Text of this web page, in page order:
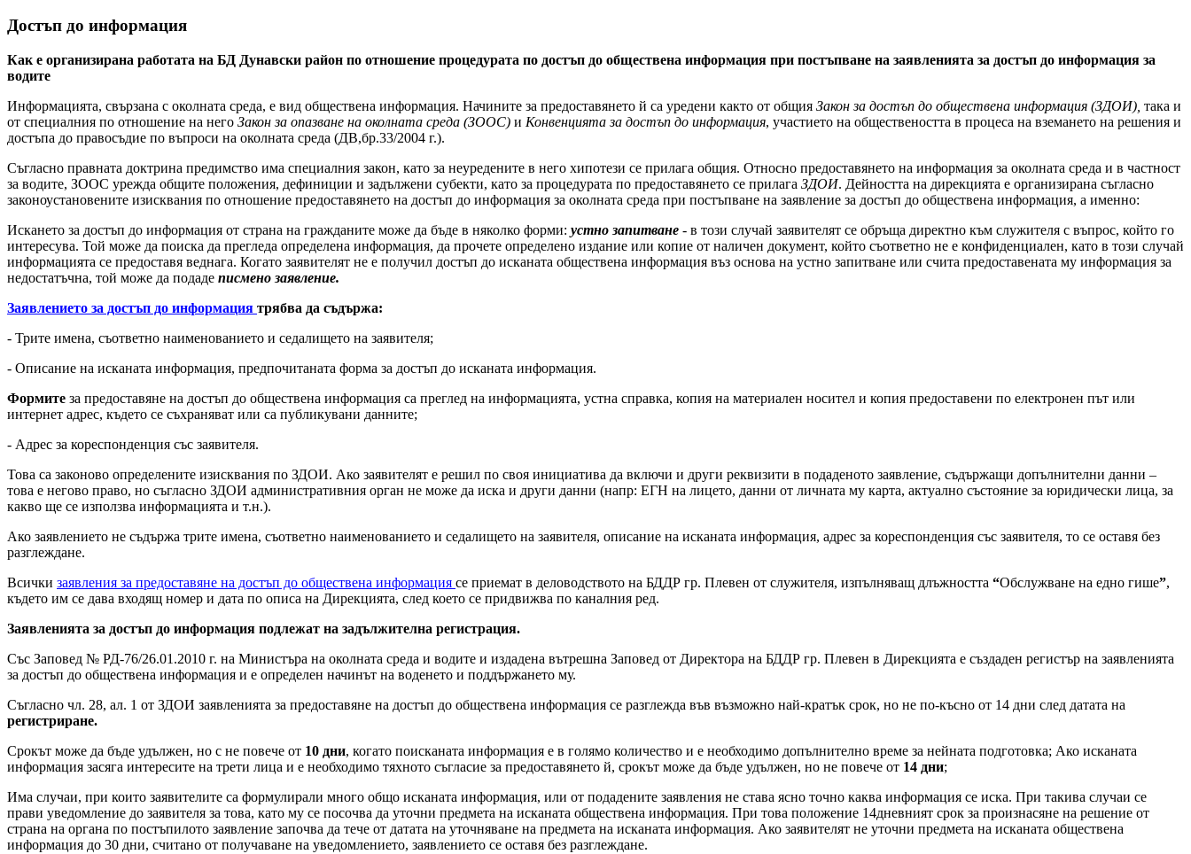
Достъп до информация
Как е организирана работата на БД Дунавски район по отношение процедурата по достъп до обществена информация при постъпване на заявленията за достъп до информация за
водите
Информацията, свързана с околната среда, е вид обществена информация. Начините за предоставянето й са уредени както от общия Закон за достъп до обществена информация (ЗДОИ), така и
от специалния по отношение на него Закон за опазване на околната среда (ЗООС) и Конвенцията за достъп до информация, участието на обществеността в процеса на вземането на решения и
достъпа до правосъдие по въпроси на околната среда (ДВ,бр.33/2004 г.).
Съгласно правната доктрина предимство има специалния закон, като за неуредените в него хипотези се прилага общия. Относно предоставянето на информация за околната среда и в частност
за водите, ЗООС урежда общите положения, дефиниции и задължени субекти, като за процедурата по предоставянето се прилага ЗДОИ. Дейността на дирекцията е организирана съгласно
законоустановените изисквания по отношение предоставянето на достъп до информация за околната среда при постъпване на заявление за достъп до обществена информация, а именно:
Искането за достъп до информация от страна на гражданите може да бъде в няколко форми: устно запитване - в този случай заявителят се обръща директно към служителя с въпрос, който го
интересува. Той може да поиска да прегледа определена информация, да прочете определено издание или копие от наличен документ, който съответно не е конфиденциален, като в този случай
информацията се предоставя веднага. Когато заявителят не е получил достъп до исканата обществена информация въз основа на устно запитване или счита предоставената му информация за
недостатъчна, той може да подаде писмено заявление.
Заявлението за достъп до информация трябва да съдържа:
- Трите имена, съответно наименованието и седалището на заявителя;
- Описание на исканата информация, предпочитаната форма за достъп до исканата информация.
Формите за предоставяне на достъп до обществена информация са преглед на информацията, устна справка, копия на материален носител и копия предоставени по електронен път или
интернет адрес, където се съхраняват или са публикувани данните;
- Адрес за кореспонденция със заявителя.
Това са законово определените изисквания по ЗДОИ. Ако заявителят е решил по своя инициатива да включи и други реквизити в подаденото заявление, съдържащи допълнителни данни –
това е негово право, но съгласно ЗДОИ административния орган не може да иска и други данни (напр: ЕГН на лицето, данни от личната му карта, актуално състояние за юридически лица, за
какво ще се използва информацията и т.н.).
Ако заявлението не съдържа трите имена, съответно наименованието и седалището на заявителя, описание на исканата информация, адрес за кореспонденция със заявителя, то се оставя без
разглеждане.
Всички заявления за предоставяне на достъп до обществена информация се приемат в деловодството на БДДР гр. Плевен от служителя, изпълняващ длъжността “Обслужване на едно гише”,
където им се дава входящ номер и дата по описа на Дирекцията, след което се придвижва по каналния ред.
Заявленията за достъп до информация подлежат на задължителна регистрация.
Със Заповед № РД-76/26.01.2010 г. на Министъра на околната среда и водите и издадена вътрешна Заповед от Директора на БДДР гр. Плевен в Дирекцията е създаден регистър на заявленията
за достъп до обществена информация и е определен начинът на воденето и поддържането му.
Съгласно чл. 28, ал. 1 от ЗДОИ заявленията за предоставяне на достъп до обществена информация се разглежда във възможно най-кратък срок, но не по-късно от 14 дни след датата на
регистриране.
Срокът може да бъде удължен, но с не повече от 10 дни, когато поисканата информация е в голямо количество и е необходимо допълнително време за нейната подготовка; Ако исканата
информация засяга интересите на трети лица и е необходимо тяхното съгласие за предоставянето й, срокът може да бъде удължен, но не повече от 14 дни;
Има случаи, при които заявителите са формулирали много общо исканата информация, или от подадените заявления не става ясно точно каква информация се иска. При такива случаи се
прави уведомление до заявителя за това, като му се посочва да уточни предмета на исканата обществена информация. При това положение 14дневният срок за произнасяне на решение от
страна на органа по постъпилото заявление започва да тече от датата на уточняване на предмета на исканата информация. Ако заявителят не уточни предмета на исканата обществена
информация до 30 дни, считано от получаване на уведомлението, заявлението се оставя без разглеждане.